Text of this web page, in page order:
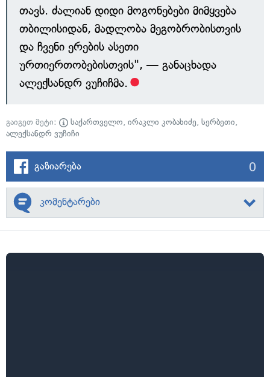
თავს. ძალიან დიდი მოგონებები მიმყვება
თბილისიდან, მადლობა მეგობრობისთვის
და ჩვენი ერების ასეთი
ურთიერთობებისთვის", — განაცხადა
ალექსანდრ ვუჩიჩმა.
გაიგეთ მეტი: საქართველო, ირაკლი კობახიძე, სერბეთი,
ალექსანდრ ვუჩიჩი
გაზიარება 0
კომენტარები